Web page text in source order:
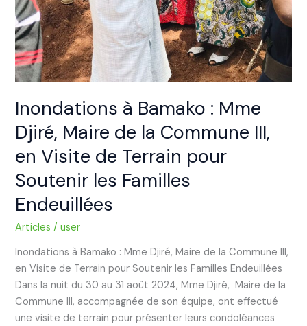
Inondations à Bamako : Mme
Djiré, Maire de la Commune III,
en Visite de Terrain pour
Soutenir les Familles
Endeuillées
Articles /user
Inondations à Bamako : Mme Djiré, Maire de la Commune III,
en Visite de Terrain pour Soutenir les Familles Endeuillées
Dans la nuit du 30 au 31 août 2024, Mme Djiré, Maire de la
Commune III, accompagnée de son équipe, ont effectué
une visite de terrain pour présenter leurs condoléances
Terrain
pour
Soutenir
les
Familles
Endeuillées